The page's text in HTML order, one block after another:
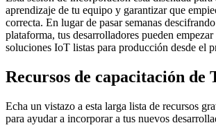
aprendizaje de tu equipo y garantizar que
correcta. En lugar de pasar semanas
plataforma, tus desarrolladores pueden
soluciones IoT listas para producción desde el
Recursos de capacitación de
Echa un vistazo a esta larga lista de recursos
para ayudar a incorporar a tus nuevos